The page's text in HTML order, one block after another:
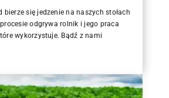
bierze się jedzenie na naszych stołach
odgrywa rolnik i jego praca
wykorzystuje. Bądź z nami